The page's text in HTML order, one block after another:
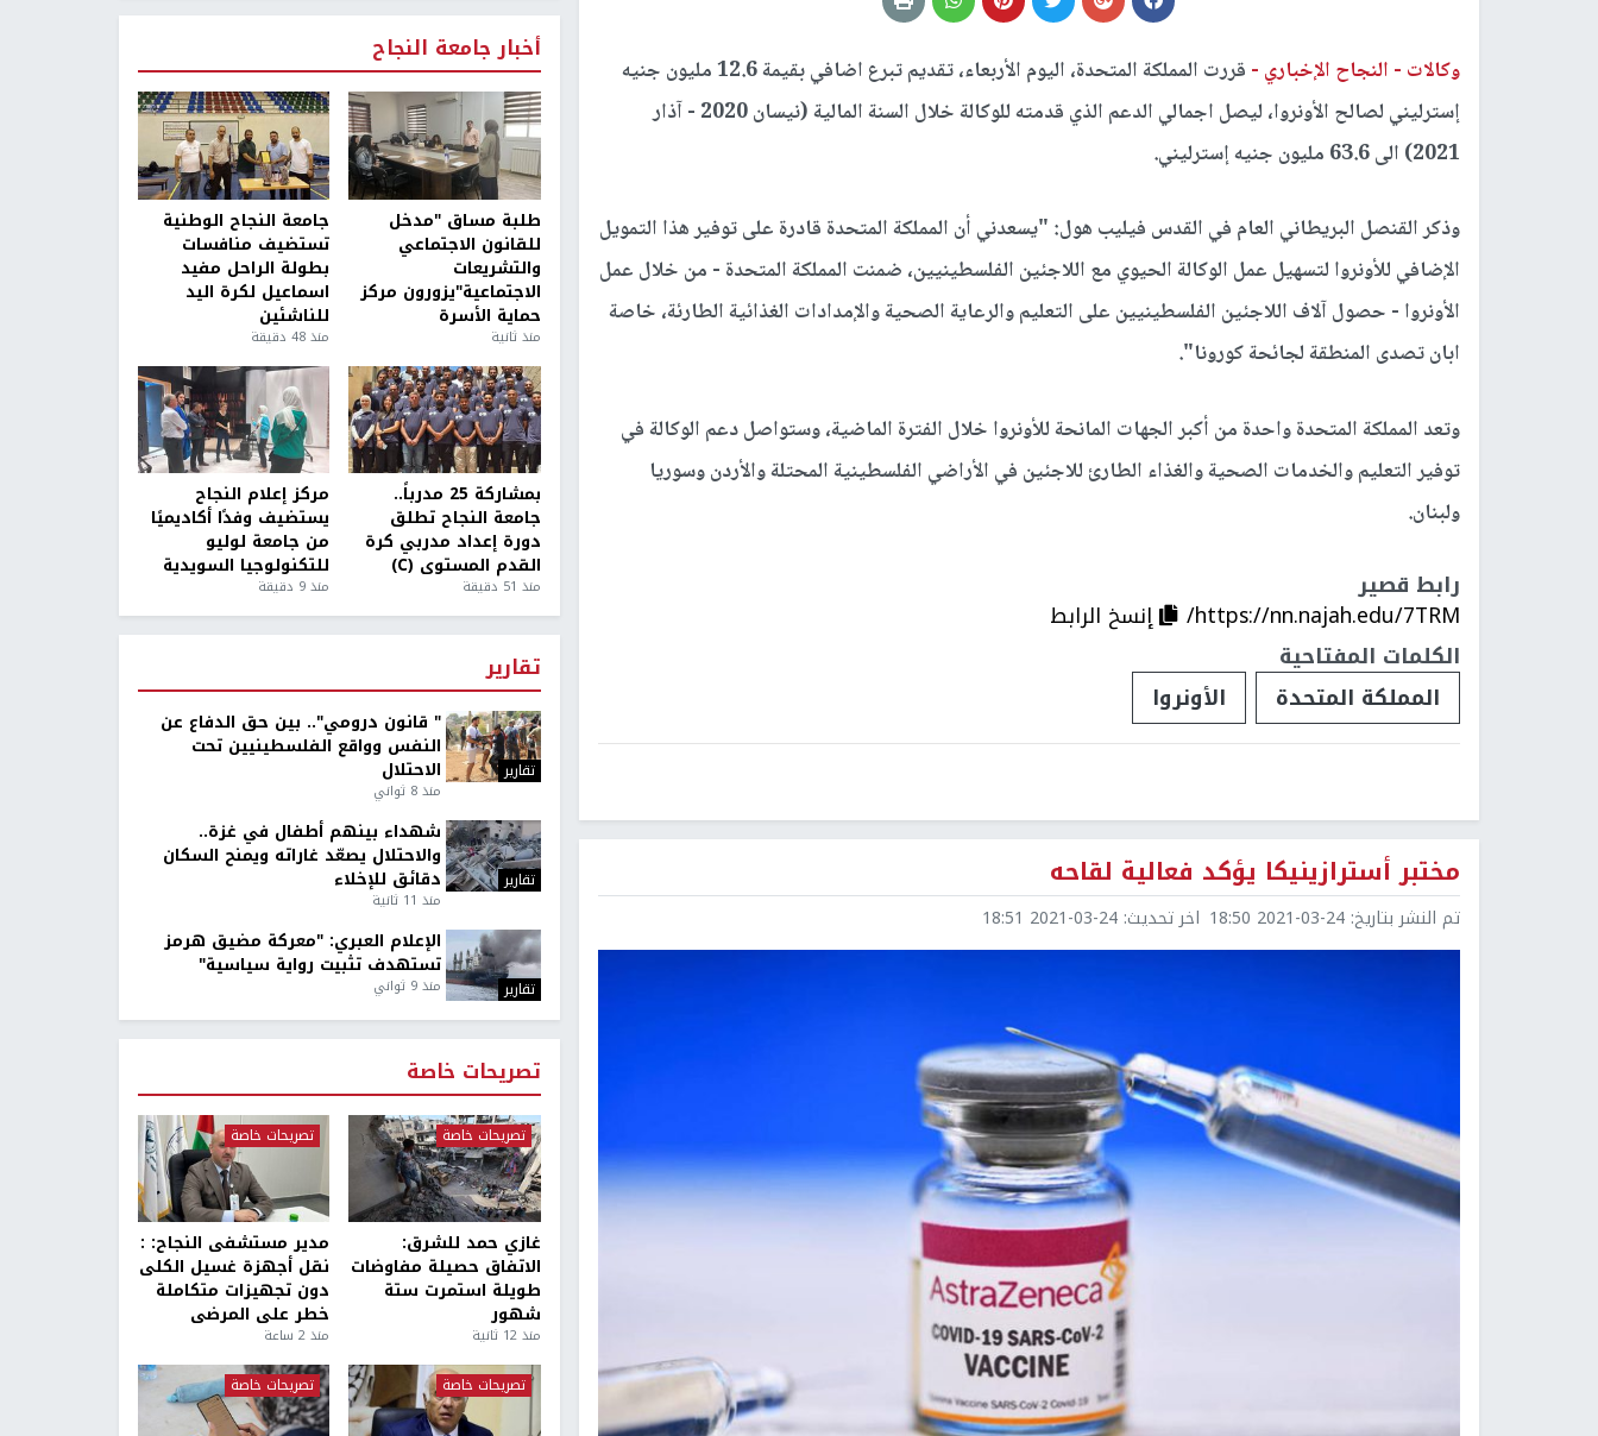
وكالات - النجاح الإخباري -
قررت المملكة المتحدة، اليوم الأربعاء، تقديم تبرع اضافي بقيمة 12.6 مليون جنيه
إسترليني لصالح الأونروا، ليصل اجمالي الدعم الذي قدمته للوكالة خلال السنة المالية (نيسان 2020 - آذار
2021) الى 63.6 مليون جنيه إسترليني.
وذكر القنصل البريطاني العام في القدس فيليب هول: "يسعدني أن المملكة المتحدة قادرة على توفير هذا التمويل
الإضافي للأونروا لتسهيل عمل الوكالة الحيوي مع اللاجئين الفلسطينيين، ضمنت المملكة المتحدة - من خلال عمل
الأونروا - حصول آلاف اللاجئين الفلسطينيين على التعليم والرعاية الصحية والإمدادات الغذائية الطارئة، خاصة
ابان تصدى المنطقة لجائحة كورونا".
وتعد المملكة المتحدة واحدة من أكبر الجهات المانحة للأونروا خلال الفترة الماضية، وستواصل دعم الوكالة في
توفير التعليم والخدمات الصحية والغذاء الطارئ للاجئين في الأراضي الفلسطينية المحتلة والأردن وسوريا
ولبنان.
رابط قصير
https://nn.najah.edu/7TRM/
إنسخ الرابط
الكلمات المفتاحية
المملكة المتحدة
الأونروا
مختبر أسترازينيكا يؤكد فعالية لقاحه
تم النشر بتاريخ: 2021-03-24 18:50 اخر تحديث: 2021-03-24 18:51
أخبار جامعة النجاح
طلبة مساق "مدخل
للقانون الاجتماعي
والتشريعات
الاجتماعية"يزورون مركز
حماية الأسرة
منذ ثانية
جامعة النجاح الوطنية
تستضيف منافسات
بطولة الراحل مفيد
اسماعيل لكرة اليد
للناشئين
منذ 48 دقيقة
بمشاركة 25 مدرباً..
جامعة النجاح تطلق
دورة إعداد مدربي كرة
القدم المستوى (C)
منذ 51 دقيقة
مركز إعلام النجاح
يستضيف وفدًا أكاديميًا
من جامعة لوليو
للتكنولوجيا السويدية
منذ 9 دقيقة
تقارير
تقارير
" قانون درومي".. بين حق الدفاع عن
النفس وواقع الفلسطينيين تحت
الاحتلال
منذ 8 ثواني
تقارير
شهداء بينهم أطفال في غزة..
والاحتلال يصعّد غاراته ويمنح السكان
دقائق للإخلاء
منذ 11 ثانية
تقارير
الإعلام العبري: "معركة مضيق هرمز
تستهدف تثبيت رواية سياسية"
منذ 9 ثواني
تصريحات خاصة
تصريحات خاصة
غازي حمد للشرق:
الاتفاق حصيلة مفاوضات
طويلة استمرت ستة
شهور
منذ 12 ثانية
تصريحات خاصة
مدير مستشفى النجاح: :
نقل أجهزة غسيل الكلى
دون تجهيزات متكاملة
خطر على المرضى
منذ 2 ساعة
تصريحات خاصة تصريحات خاصة